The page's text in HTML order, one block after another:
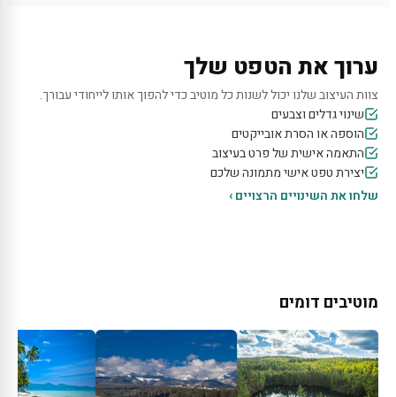
ערוך את הטפט שלך
צוות העיצוב שלנו יכול לשנות כל מוטיב כדי להפוך אותו לייחודי עבורך.
שינוי גדלים וצבעים
הוספה או הסרת אובייקטים
התאמה אישית של פרט בעיצוב
יצירת טפט אישי מתמונה שלכם
שלחו את השינויים הרצויים ›
מוטיבים דומים